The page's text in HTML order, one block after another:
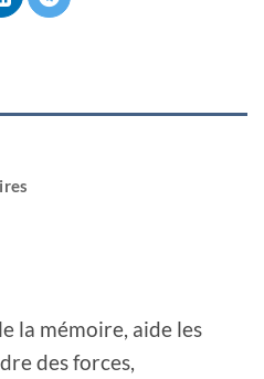
la mémoire, aide les
des forces,